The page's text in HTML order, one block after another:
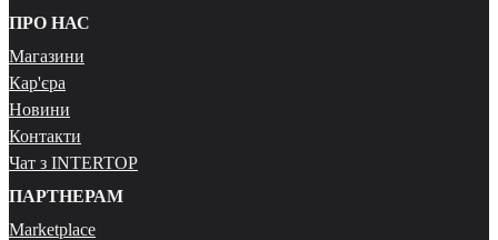
ПРО НАС
Магазини
Кар'єра
Новини
Контакти
Чат з INTERTOP
ПАРТНЕРАМ
Marketplace